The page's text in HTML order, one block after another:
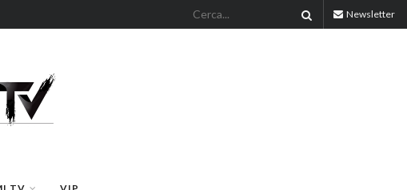
Newsletter